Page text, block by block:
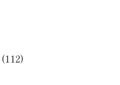
(112)